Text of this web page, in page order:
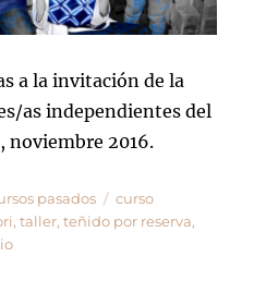
a la invitación de la
as independientes del
noviembre 2016.
pasados Etiquetas
curso
,taller,teñido por reserva,
en